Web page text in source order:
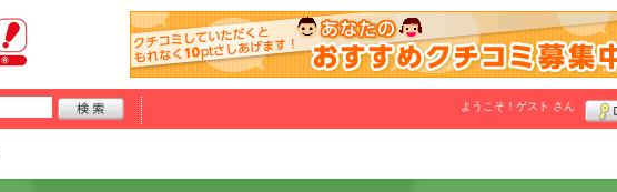
ようこそ！ ゲスト さん